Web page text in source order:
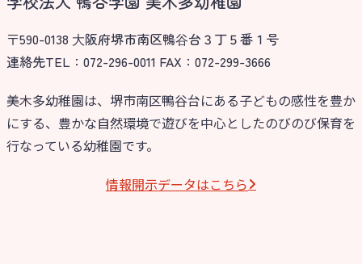
〒590-0138 ⼤阪府堺市南区鴨⾕台３丁５番１号
連絡先TEL：072-296-0011 FAX：072-299-3666
美木多幼稚園は、堺市南区鴨谷台にある子どもの感性を豊か
にする、豊かな自然環境で遊びを中心としたのびのび保育を
行なっている幼稚園です。
情報開⽰データはこちら